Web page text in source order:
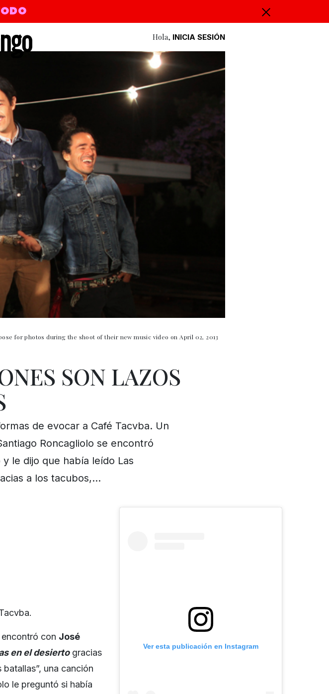
Hola, INICIA SESIÓN
for photos during the shoot of their new music video on April 02, 2013
SON LAZOS
de evocar a Café Tacvba. Un
Roncagliolo se encontró
le dijo que había leído Las
a los tacubos,…
con José
en el desiertogracias
una canción
le preguntó si había
Ver esta publicación en Instagram